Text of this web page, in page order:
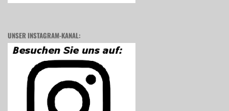
UNSER INSTAGRAM-KANAL: